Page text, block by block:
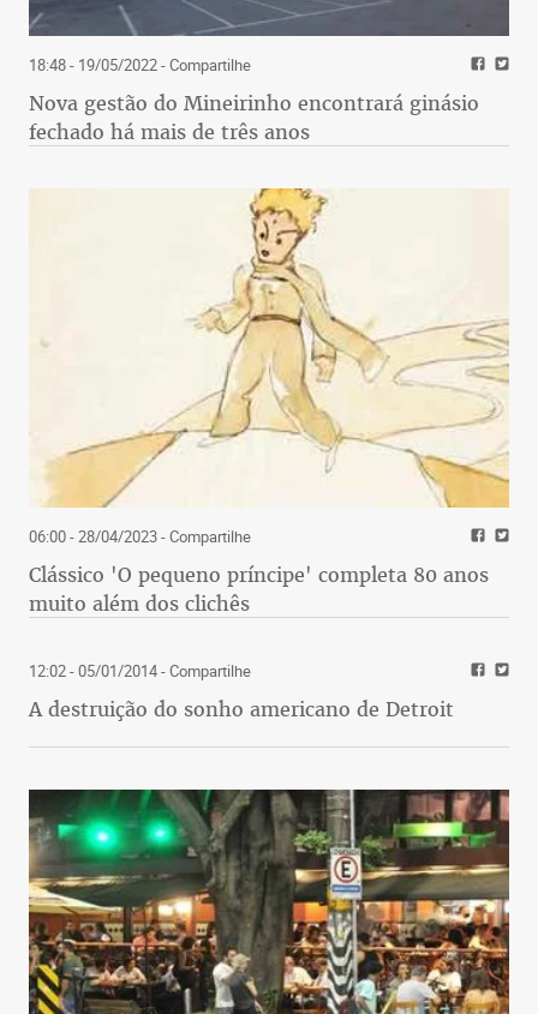
18:48 - 19/05/2022- Compartilhe
Nova gestão do Mineirinho encontrará ginásio
fechado há mais de três anos
06:00 - 28/04/2023- Compartilhe
Clássico 'O pequeno príncipe' completa 80 anos
muito além dos clichês
12:02 - 05/01/2014- Compartilhe
A destruição do sonho americano de Detroit